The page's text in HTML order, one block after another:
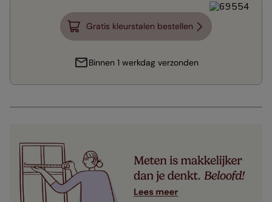
Gratis kleurstalen bestellen
Binnen 1 werkdag verzonden